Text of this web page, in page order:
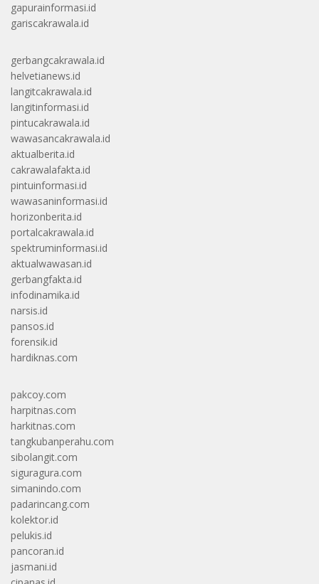
gapurainformasi.id
gariscakrawala.id
gerbangcakrawala.id
helvetianews.id
langitcakrawala.id
langitinformasi.id
pintucakrawala.id
wawasancakrawala.id
aktualberita.id
cakrawalafakta.id
pintuinformasi.id
wawasaninformasi.id
horizonberita.id
portalcakrawala.id
spektruminformasi.id
aktualwawasan.id
gerbangfakta.id
infodinamika.id
narsis.id
pansos.id
forensik.id
hardiknas.com
pakcoy.com
harpitnas.com
harkitnas.com
tangkubanperahu.com
sibolangit.com
siguragura.com
simanindo.com
padarincang.com
kolektor.id
pelukis.id
pancoran.id
jasmani.id